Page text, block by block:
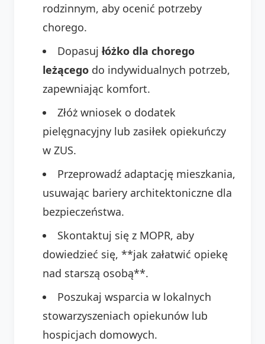
rodzinnym, aby ocenić potrzeby
chorego.
Dopasuj łóżko dla chorego
leżącego do indywidualnych potrzeb,
zapewniając komfort.
Złóż wniosek o dodatek
pielęgnacyjny lub zasiłek opiekuńczy
w ZUS.
Przeprowadź adaptację mieszkania,
usuwając bariery architektoniczne dla
bezpieczeństwa.
Skontaktuj się z MOPR, aby
dowiedzieć się, **jak załatwić opiekę
nad starszą osobą**.
Poszukaj wsparcia w lokalnych
stowarzyszeniach opiekunów lub
hospicjach domowych.